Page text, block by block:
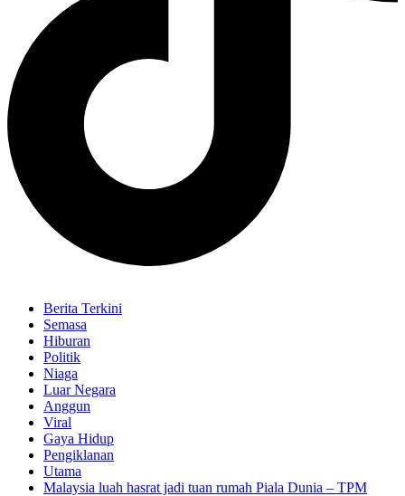
Berita Terkini
Semasa
Hiburan
Politik
Niaga
Luar Negara
Anggun
Viral
Gaya Hidup
Pengiklanan
Utama
Malaysia luah hasrat jadi tuan rumah Piala Dunia – TPM